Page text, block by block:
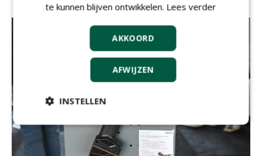
te kunnen blijven ontwikkelen. Lees verder
AKKOORD
AFWIJZEN
INSTELLEN